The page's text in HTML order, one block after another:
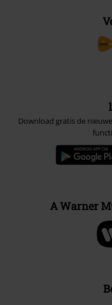
Download gratis de
A Warner